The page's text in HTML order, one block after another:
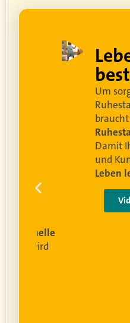
wird
Um
Damit
und
Leben